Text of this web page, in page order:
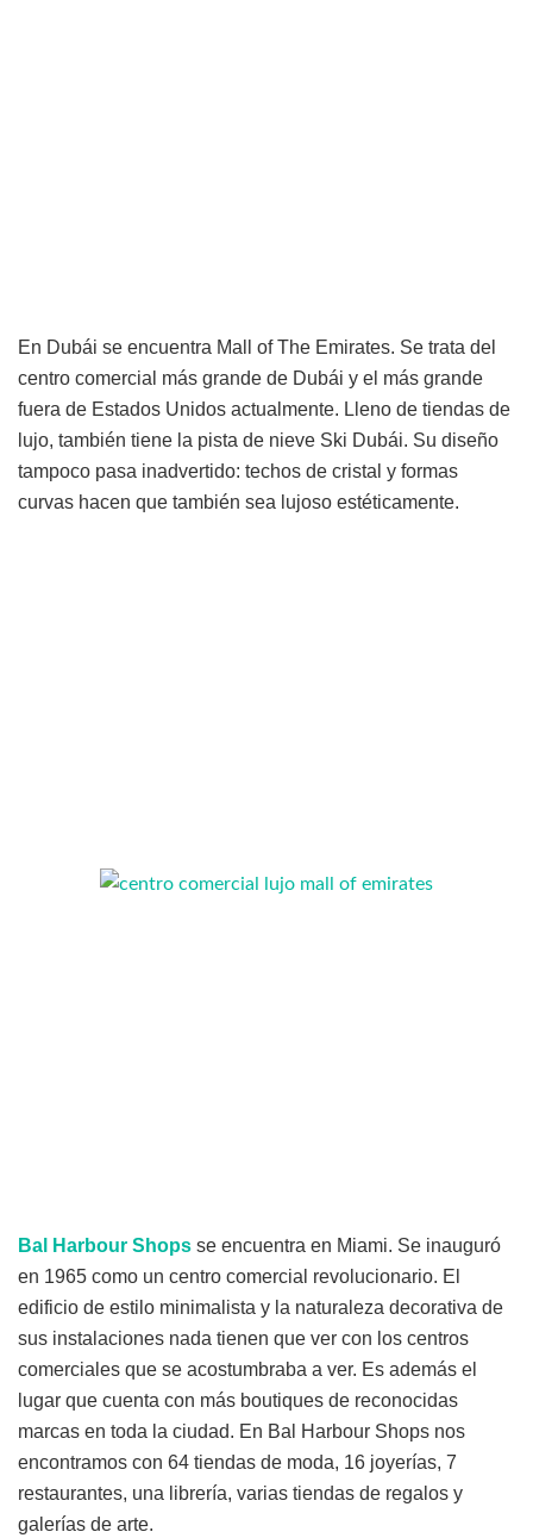
En Dubái se encuentra Mall of The Emirates. Se trata del
centro comercial más grande de Dubái y el más grande
fuera de Estados Unidos actualmente. Lleno de tiendas de
lujo, también tiene la pista de nieve Ski Dubái. Su diseño
tampoco pasa inadvertido: techos de cristal y formas
curvas hacen que también sea lujoso estéticamente.
Bal Harbour Shops se encuentra en Miami. Se inauguró
en 1965 como un centro comercial revolucionario. El
edificio de estilo minimalista y la naturaleza decorativa de
sus instalaciones nada tienen que ver con los centros
comerciales que se acostumbraba a ver. Es además el
lugar que cuenta con más boutiques de reconocidas
marcas en toda la ciudad. En Bal Harbour Shops nos
encontramos con 64 tiendas de moda, 16 joyerías, 7
restaurantes, una librería, varias tiendas de regalos y
galerías de arte.